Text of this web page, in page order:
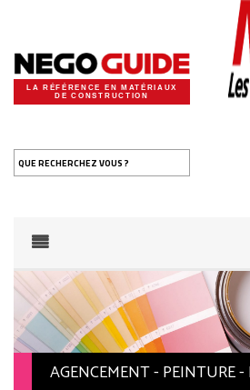
LA RÉFÉRENCE EN MATÉRIAUX
DE CONSTRUCTION
QUE RECHERCHEZ VOUS ?
AGENCEMENT - PEINTURE